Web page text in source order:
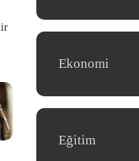
Ekonomi
Eğitim